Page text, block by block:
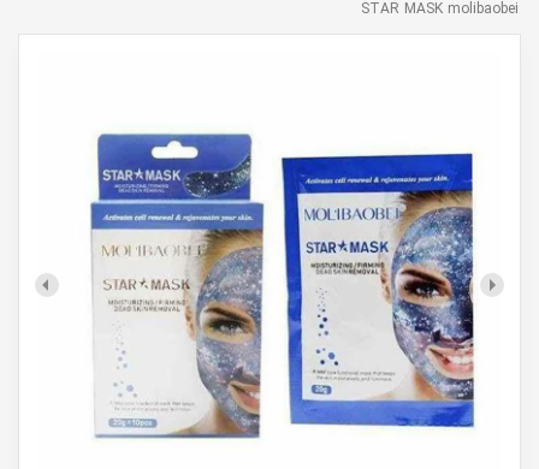
STAR MASK molibaobei